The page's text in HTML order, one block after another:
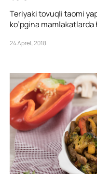
Teriyaki tovuqli taomi
ko’pgina
24 Aprel, 2018